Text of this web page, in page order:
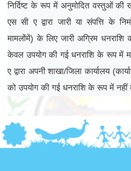
निर्दिष्ट के रूप में अनुमोदित वस्तुओं की
एस सी ए द्वारा जारी या संपत्ति के
मामलोंमें) के लिए जारी अग्रिम
केवल उपयोग की गई धनराशि के रूप में
ए द्वारा अपनी शाखा/जिला कार्यालय
को उपयोग की गई धनराशि के रूप में नहीं